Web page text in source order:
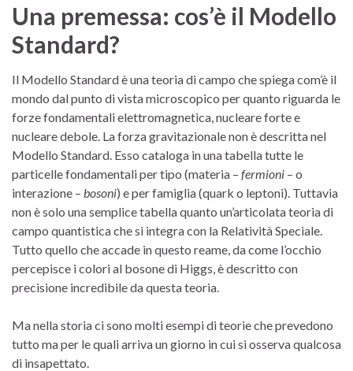
Una premessa: cos’è il Modello
Standard?
Il Modello Standard è una teoria di campo che spiega com’è il
mondo dal punto di vista microscopico per quanto riguarda le
forze fondamentali elettromagnetica, nucleare forte e
nucleare debole. La forza gravitazionale non è descritta nel
Modello Standard. Esso cataloga in una tabella tutte le
particelle fondamentali per tipo (materia – fermioni – o
interazione – bosoni) e per famiglia (quark o leptoni). Tuttavia
non è solo una semplice tabella quanto un’articolata teoria di
campo quantistica che si integra con la Relatività Speciale.
Tutto quello che accade in questo reame, da come l’occhio
percepisce i colori al bosone di Higgs, è descritto con
precisione incredibile da questa teoria.
Ma nella storia ci sono molti esempi di teorie che prevedono
tutto ma per le quali arriva un giorno in cui si osserva qualcosa
di insapettato.